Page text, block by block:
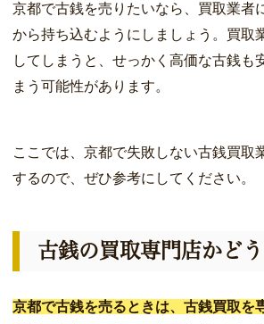
京都で古銭を売りたいなら、買取業者
から持ち込むようにしましょう。買取
してしまうと、せっかく高価な古銭も
まう可能性があります。
ここでは、京都で失敗しない古銭買取
するので、ぜひ参考にしてください。
古銭の買取専門店かど
京都で古銭を売るときは、古銭買取を